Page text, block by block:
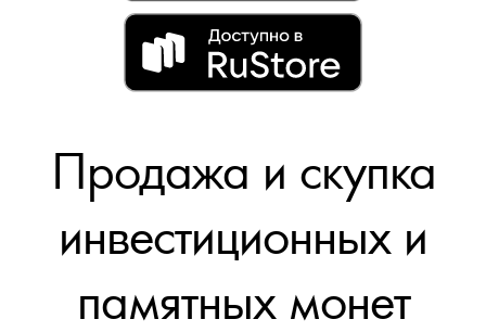
Продажа и скупка
инвестиционных и
памятных монет